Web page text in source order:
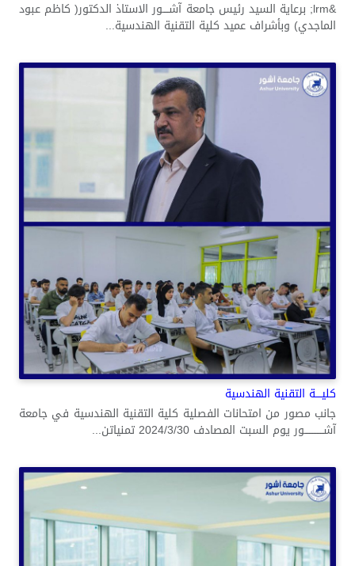
&lrm; برعاية السيد رئيس جامعة آشــــور الاستاذ الدكتور( كاظم عبود
الماجدي) وبأشراف عميد كلية التقنية الهندسية...
كليــــة التقنية الهندسية
جانب مصور من امتحانات الفصلية كلية التقنية الهندسية في جامعة
آشــــــــــــور يوم السبت المصادف 2024/3/30 تمنياتن...